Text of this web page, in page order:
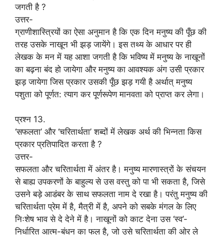
जगती है ?
उत्तर-
ग्राणीशास्त्रियों का ऐसा अनुमान है कि एक दिन मनुष्य की पूँछ की
तरह उसके नाखून भी झड़ जायेंगे। इस तथ्य के आधार पर ही
लेखक के मन में यह आशा जगती है कि भविष्य में मनुष्य के नाखूनों
का बढ़ना बंद हो जायेगा और मनुष्य का आवश्यक अंग उसी प्रकार
झड़ जायेगा जिस प्रकार उसकी पूँछ झड़ गयी है अर्थात् मनुष्य
पशुता को पूर्णत: त्याग कर पूर्णरूपेण मानवता को प्राप्त कर लेगा।
प्रश्न 13.
‘सफलता’ और ‘चरितार्थता’ शब्दों में लेखक अर्थ की भिन्नता किस
प्रकार प्रतिपादित करता है ?
उत्तर-
सफलता और चरितार्थता में अंतर है। मनुष्य मारणास्त्रों के संचयन
से बाह्य उपकरणों के बाहुल्य से उस वस्तु को पा भी सकता है, जिसे
उसने बड़े आडंबर के साथ सफलता नाम दे रखा है। परंतु मनुष्य की
चरितार्थता प्रेम में है, मैत्री में है, अपने को सबके मंगल के लिए
निःशेष भाव से दे देने में है। नाखूनों को काट देना उस ‘स्व’-
निर्धारित आत्म-बंधन का फल है, जो उसे चरितार्थता की ओर ले